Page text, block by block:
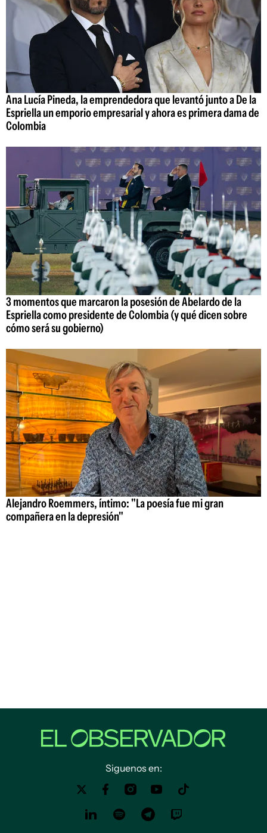
Ana Lucía Pineda, la emprendedora que levantó junto a De la
Espriella un emporio empresarial y ahora es primera dama de
Colombia
3 momentos que marcaron la posesión de Abelardo de la
Espriella como presidente de Colombia (y qué dicen sobre
cómo será su gobierno)
Alejandro Roemmers, íntimo: "La poesía fue mi gran
compañera en la depresión"
Siguenos en: